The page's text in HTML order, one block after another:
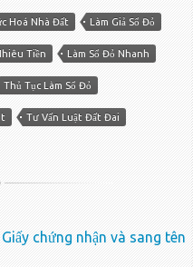
Hoá Nhà Đất Làm Giả Sổ Đỏ
Tiền Làm Sổ Đỏ Nhanh
Thủ Tục Làm Sổ Đỏ
Tư Vấn Luật Đất Đai
chứng nhận và sang tên